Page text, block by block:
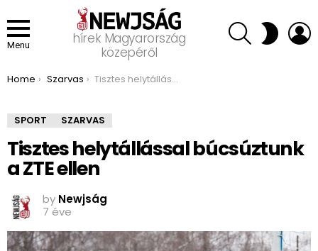
Menu
hírek Magyarország
közepéről
SEARCH SWITCH
SKIN
You are here:
Home Szarvas Tisztes helytállással búcsúztunk a ZTE ellen
SPORT SZARVAS
Tisztes helytállással búcsúztunk
a ZTE ellen
by Newjság
7 éve